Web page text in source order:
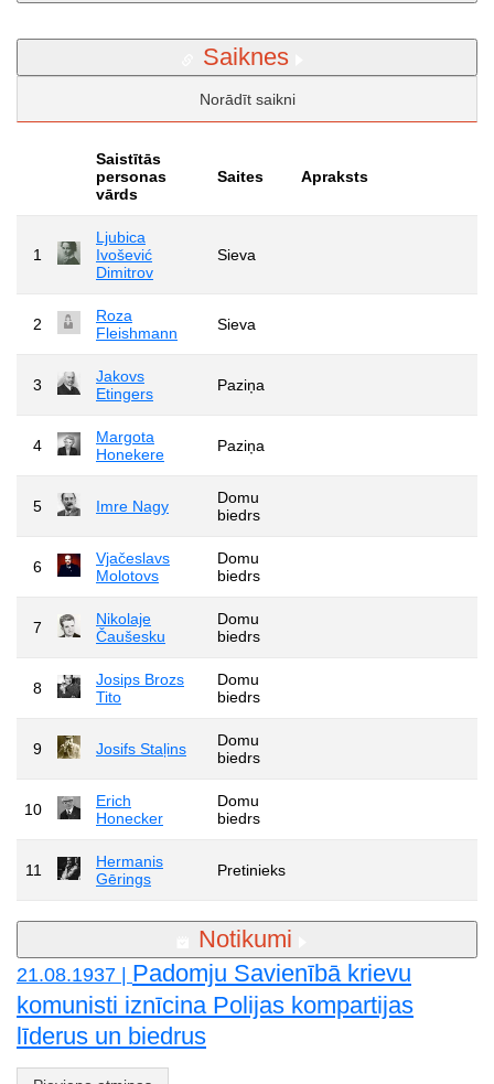
Saiknes
Norādīt saikni
Saistītās
personas
vārds
Saites Apraksts
1
Ljubica
Ivošević
Dimitrov
Sieva
2
Roza
Fleishmann
Sieva
3
Jakovs
Etingers
Paziņa
4
Margota
Honekere
Paziņa
5 Imre Nagy
Domu
biedrs
6
Vjačeslavs
Molotovs
Domu
biedrs
7
Nikolaje
Čaušesku
Domu
biedrs
8
Josips Brozs
Tito
Domu
biedrs
9 Josifs Staļins
Domu
biedrs
10
Erich
Honecker
Domu
biedrs
11
Hermanis
Gērings
Pretinieks
Notikumi
21.08.1937 | Padomju Savienībā krievu
komunisti iznīcina Polijas kompartijas
līderus un biedrus